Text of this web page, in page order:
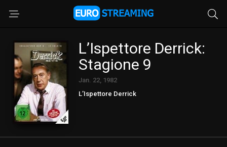
L’Ispettore Derrick:
Stagione 9
Jan. 22, 1982
L’Ispettore Derrick